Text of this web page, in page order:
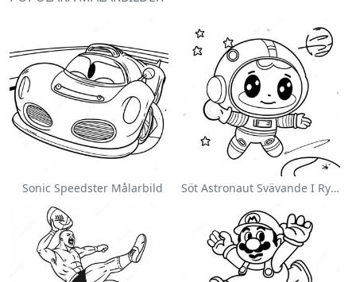
Sonic Speedster Målarbild Söt Astronaut Svävande I Rymden Målarbild